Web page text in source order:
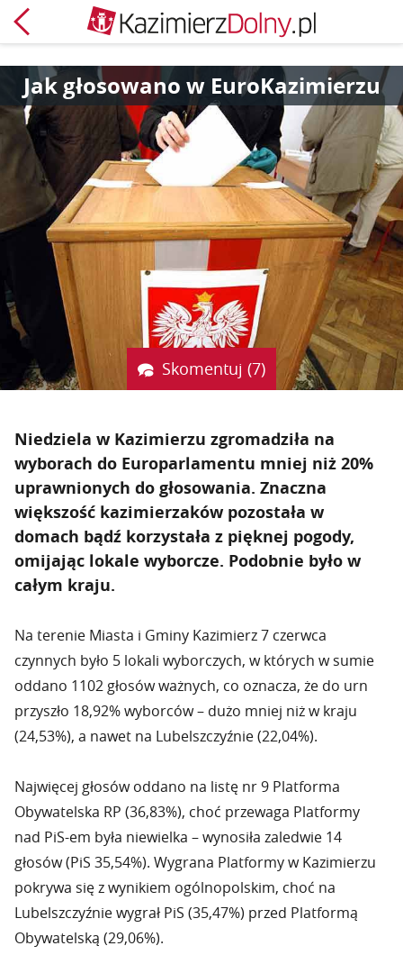
Powrót
Jak głosowano w EuroKazimierzu
Skomentuj (7)
Niedziela w Kazimierzu zgromadziła na
wyborach do Europarlamentu mniej niż 20%
uprawnionych do głosowania. Znaczna
większość kazimierzaków pozostała w
domach bądź korzystała z pięknej pogody,
omijając lokale wyborcze. Podobnie było w
całym kraju.
Na terenie Miasta i Gminy Kazimierz 7 czerwca
czynnych było 5 lokali wyborczych, w których w sumie
oddano 1102 głosów ważnych, co oznacza, że do urn
przyszło 18,92% wyborców – dużo mniej niż w kraju
(24,53%), a nawet na Lubelszczyźnie (22,04%).
Najwięcej głosów oddano na listę nr 9 Platforma
Obywatelska RP (36,83%), choć przewaga Platformy
nad PiS-em była niewielka – wynosiła zaledwie 14
głosów (PiS 35,54%). Wygrana Platformy w Kazimierzu
pokrywa się z wynikiem ogólnopolskim, choć na
Lubelszczyźnie wygrał PiS (35,47%) przed Platformą
Obywatelską (29,06%).